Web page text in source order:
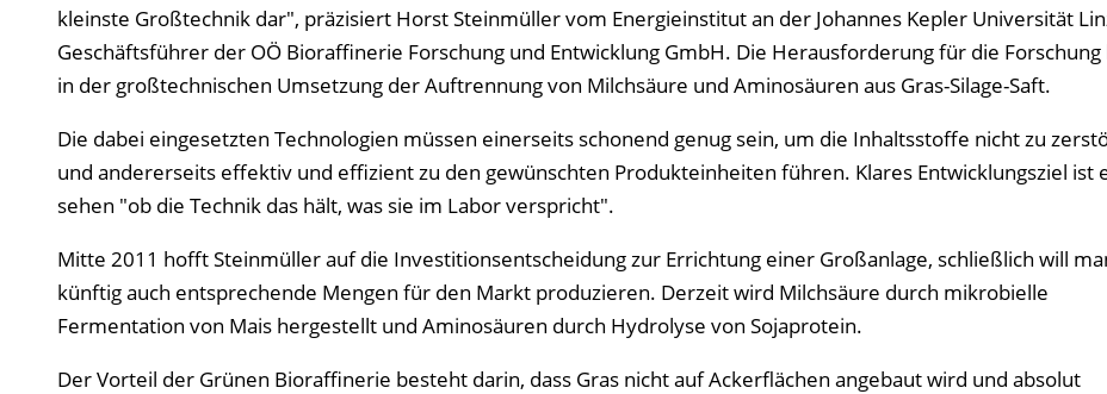
kleinste Großtechnik dar", präzisiert Horst Steinmüller vom Energieinstitut an der Johannes Kepler Universität
Geschäftsführer der OÖ Bioraffinerie Forschung und Entwicklung GmbH. Die Herausforderung für die Forschung
in der großtechnischen Umsetzung der Auftrennung von Milchsäure und Aminosäuren aus Gras-Silage-Saft.
Die dabei eingesetzten Technologien müssen einerseits schonend genug sein, um die Inhaltsstoffe nicht zu
und andererseits effektiv und effizient zu den gewünschten Produkteinheiten führen. Klares Entwicklungsziel ist
sehen "ob die Technik das hält, was sie im Labor verspricht".
Mitte 2011 hofft Steinmüller auf die Investitionsentscheidung zur Errichtung einer Großanlage, schließlich will
künftig auch entsprechende Mengen für den Markt produzieren. Derzeit wird Milchsäure durch mikrobielle
Fermentation von Mais hergestellt und Aminosäuren durch Hydrolyse von Sojaprotein.
Der Vorteil der Grünen Bioraffinerie besteht darin, dass Gras nicht auf Ackerflächen angebaut wird und absolut